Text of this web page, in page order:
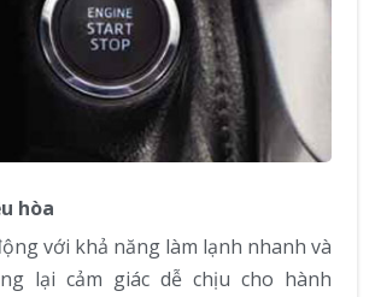
hòa
với khả năng làm lạnh nhanh và
lại cảm giác dễ chịu cho hành